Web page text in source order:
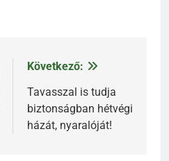
Következő:
Tavasszal is tudja
biztonságban hétvégi
házát, nyaralóját!